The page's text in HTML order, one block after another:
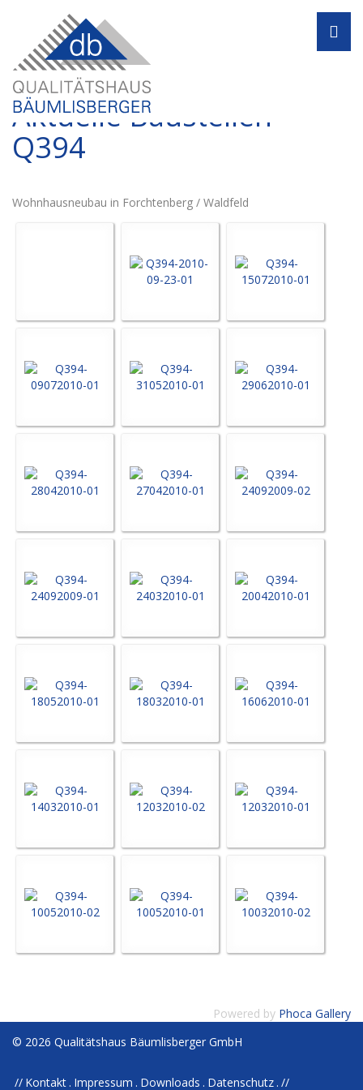
Aktuelle Baustellen -
Q394
Wohnhausneubau in Forchtenberg / Waldfeld
Powered by Phoca Gallery
© 2026 Qualitätshaus Bäumlisberger GmbH
Kontakt Impressum Downloads Datenschutz //